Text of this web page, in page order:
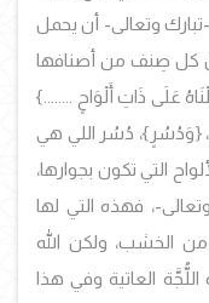
-تبارك وتعالى- أن يحمل
كل صِنف من أصنافها
عَلَى ذَاتِ أَلْوَاحٍ ........}
{وَدُسُرٍ}، دُسُر اللي هي
التي تكون بجوارها،
، فهذه التي لها
الخشب، ولكن الله
العاتية وفي هذا